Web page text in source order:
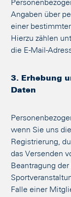
Angaben über
einer
Hierzu zählen
die E-Mail-
3. Erhebung
Daten
wenn Sie uns
Registrierung,
das Versenden
Beantragung
Falle einer